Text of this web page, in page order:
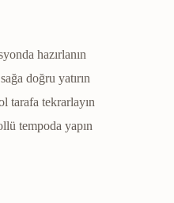
hazırlanın
doğru yatırın
tarafa tekrarlayın
tempoda yapın